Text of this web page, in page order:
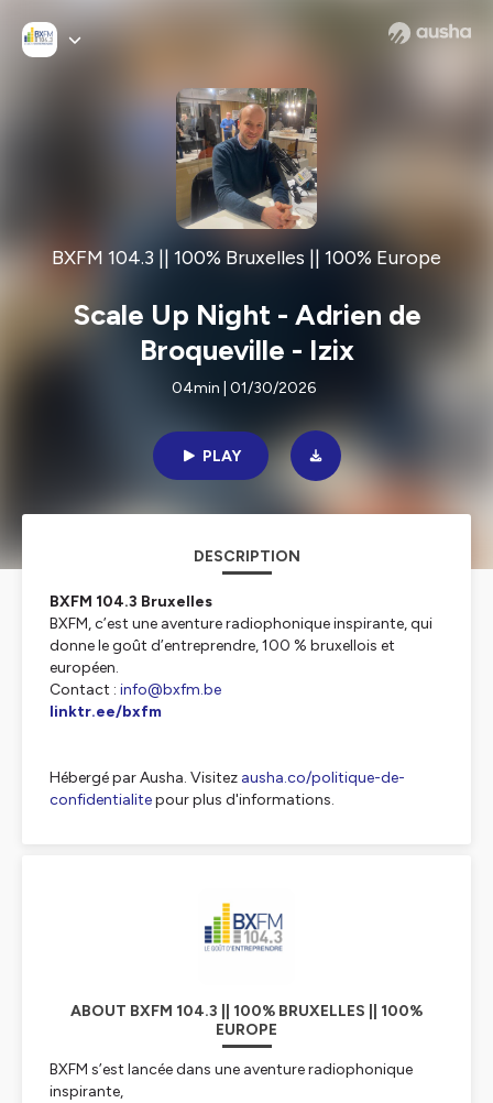
BXFM 104.3 || 100% Bruxelles || 100% Europe
Scale Up Night - Adrien de
Broqueville - Izix
04min | 01/30/2026
PLAY
DESCRIPTION
BXFM 104.3 Bruxelles
BXFM, c’est une aventure radiophonique inspirante, qui
donne le goût d’entreprendre, 100 % bruxellois et
européen.
Contact : info@bxfm.be
linktr.ee/bxfm
Hébergé par Ausha. Visitez ausha.co/politique-de-
confidentialitepour plus d'informations.
ABOUT BXFM 104.3 || 100% BRUXELLES || 100%
EUROPE
BXFM s’est lancée dans une aventure radiophonique
inspirante,